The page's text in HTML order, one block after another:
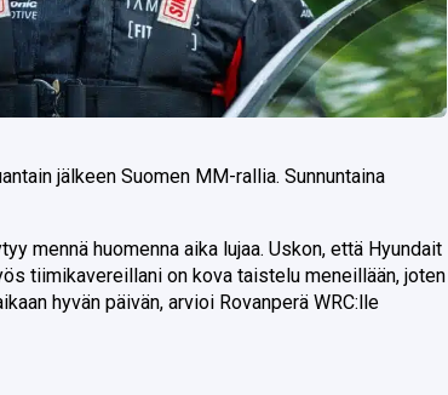
jälkeen Suomen MM-rallia. Sunnuntaina
mennä huomenna aika lujaa. Uskon, että Hyundait
tiimikavereillani on kova taistelu meneillään, joten
hyvän päivän, arvioi Rovanperä WRC:lle